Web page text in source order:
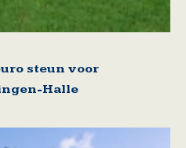
steun voor
Halle